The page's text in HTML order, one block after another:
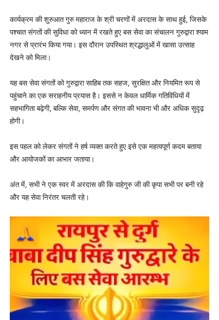
कार्यक्रम की शुरुआत गुरु महाराज के श्री चरणों में अरदास के साथ हुई, जिसके
पश्चात संगतों की सुविधा को ध्यान में रखते हुए बस सेवा का संचालन गुरुद्वारा श्याम
नगर से प्रारंभ किया गया। इस दौरान उपस्थित श्रद्धालुओं में खासा उत्साह
देखने को मिला।
यह बस सेवा संगतों को गुरुद्वारा साहिब तक सहज, सुरक्षित और नियमित रूप से
पहुंचाने का एक सराहनीय प्रयास है। इससे न केवल धार्मिक गतिविधियों में
सहभागिता बढ़ेगी, बल्कि सेवा, समर्पण और संगत की भावना भी और अधिक सुदृढ़
होगी।
इस पहल को लेकर संगतों ने हर्ष व्यक्त करते हुए इसे एक महत्वपूर्ण कदम बताया
और आयोजकों का आभार जताया।
अंत में, सभी ने एक स्वर में अरदास की कि वाहेगुरु जी की कृपा सभी पर बनी रहे
और यह सेवा निरंतर चलती रहे।